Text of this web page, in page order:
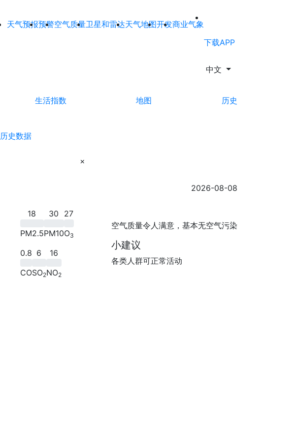
天气预报预警空气质量卫星和雷达天气地图开发商业气象
下载APP
中文
生活指数 地图
历史
历史数据
×
2026-08-08
18
PM2.5
30
PM10
27
O3
0.8
CO
6
SO2
16
NO2
空气质量令人满意，基本无空气污染
小建议
各类人群可正常活动